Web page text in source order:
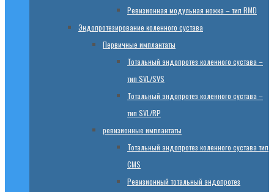
Ревизионная модульная ножка – тип RMD
Эндопротезированиe коленного сустава
Первичные имплантаты
Тотальный эндопротез коленного сустава –
тип SVL/SVS
Тотальный эндопротез коленного сустава –
тип SVL/RP
ревизионные имплантаты
Тотальный эндопротез коленного сустава тип
CMS
Ревизионный тотальный эндопротез